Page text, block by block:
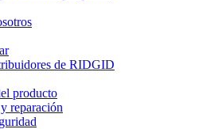
de RIDGID
producto
reparación